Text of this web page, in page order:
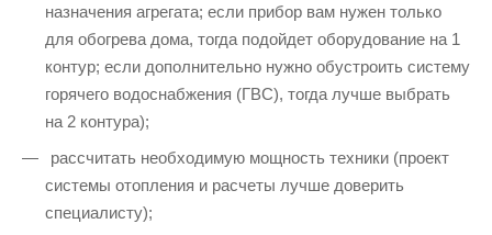
назначения агрегата; если прибор вам нужен только
для обогрева дома, тогда подойдет оборудование на 1
контур; если дополнительно нужно обустроить систему
горячего водоснабжения (ГВС), тогда лучше выбрать
на 2 контура);
рассчитать необходимую мощность техники (проект
системы отопления и расчеты лучше доверить
специалисту);